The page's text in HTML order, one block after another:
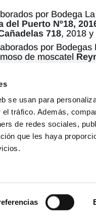
se usan para
tráfico. Además,
de redes sociales,
que les haya
por Bodega
del Puerto Nº18,
718, 2018 y
por
de moscatel